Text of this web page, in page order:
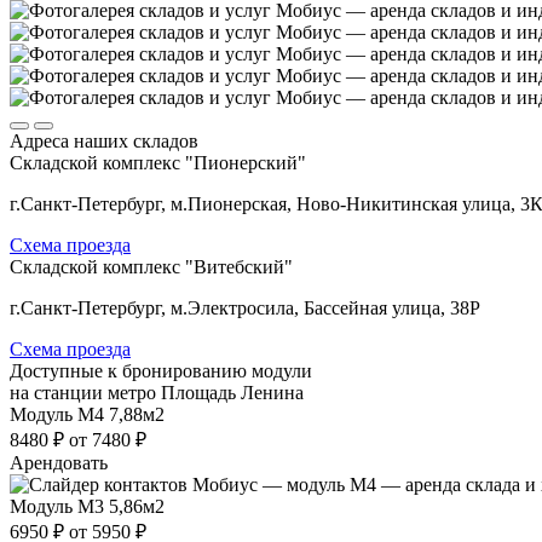
Адреса наших складов
Складской комплекс "Пионерский"
г.Санкт-Петербург, м.Пионерская, Ново-Никитинская улица, 3К
Схема проезда
Складской комплекс "Витебский"
г.Санкт-Петербург, м.Электросила, Бассейная улица, 38Р
Схема проезда
Доступные к бронированию модули
на станции метро Площадь Ленина
Модуль М4 7,88м2
8480 ₽ от 7480 ₽
Арендовать
Модуль М3 5,86м2
6950 ₽ от 5950 ₽